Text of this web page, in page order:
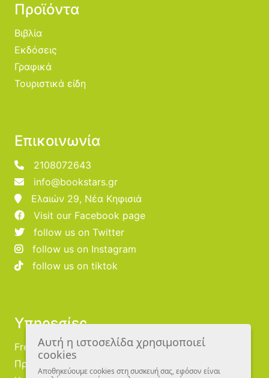
Προϊόντα
Βιβλία
Εκδόσεις
Γραφικά
Τουριστικά είδη
Επικοινωνία
2108072643
info@bookstars.gr
Ελαιών 29, Νέα Κηφισιά
Visit our Facebook page
follow us on Twitter
follow us on Instagram
follow us on tiktok
Υπηρεσίες
Free Publishing
Προμηθευτές
Αυτή η ιστοσελίδα χρησιμοποιεί
cookies
Αποθηκεύουμε cookies στη συσκευή σας, εφόσον είναι